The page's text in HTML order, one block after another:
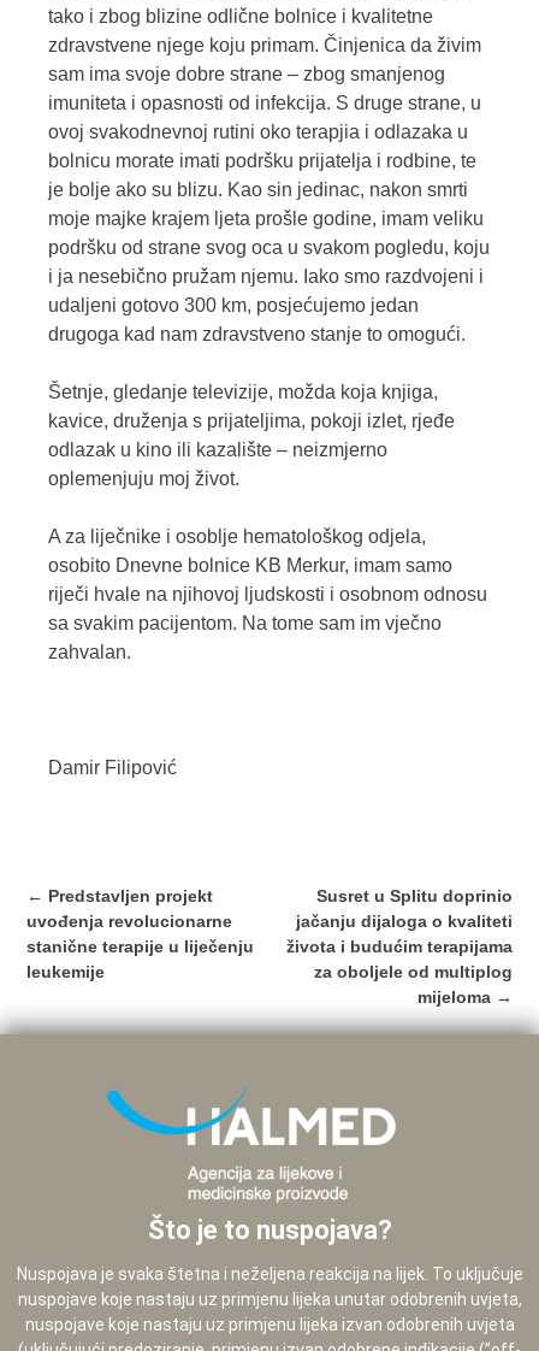
tako i zbog blizine odlične bolnice i kvalitetne
zdravstvene njege koju primam. Činjenica da živim
sam ima svoje dobre strane – zbog smanjenog
imuniteta i opasnosti od infekcija. S druge strane, u
ovoj svakodnevnoj rutini oko terapjia i odlazaka u
bolnicu morate imati podršku prijatelja i rodbine, te
je bolje ako su blizu. Kao sin jedinac, nakon smrti
moje majke krajem ljeta prošle godine, imam veliku
podršku od strane svog oca u svakom pogledu, koju
i ja nesebično pružam njemu. Iako smo razdvojeni i
udaljeni gotovo 300 km, posjećujemo jedan
drugoga kad nam zdravstveno stanje to omogući.
Šetnje, gledanje televizije, možda koja knjiga,
kavice, druženja s prijateljima, pokoji izlet, rjeđe
odlazak u kino ili kazalište – neizmjerno
oplemenjuju moj život.
A za liječnike i osoblje hematološkog odjela,
osobito Dnevne bolnice KB Merkur, imam samo
riječi hvale na njihovoj ljudskosti i osobnom odnosu
sa svakim pacijentom. Na tome sam im vječno
zahvalan.
Damir Filipović
Post
navigation
← Predstavljen projekt
uvođenja revolucionarne
stanične terapije u liječenju
leukemije
Susret u Splitu doprinio
jačanju dijaloga o kvaliteti
života i budućim terapijama
za oboljele od multiplog
mijeloma →
Što je to nuspojava?
Nuspojava je svaka štetna i neželjena reakcija na lijek. To uključuje
nuspojave koje nastaju uz primjenu lijeka unutar odobrenih uvjeta,
nuspojave koje nastaju uz primjenu lijeka izvan odobrenih uvjeta